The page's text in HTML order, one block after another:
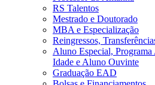
RS Talentos
Mestrado e Doutorado
MBA e Especialização
Reingressos,
Aluno Especial,
Idade e Aluno Ouvinte
Graduação EAD